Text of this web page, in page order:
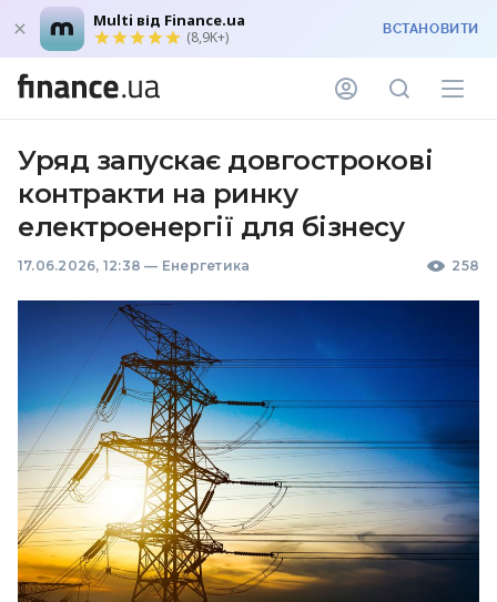
Multi від Finance.ua
(8,9K+) ВСТАНОВИТИ
Уряд запускає довгострокові
контракти на ринку
електроенергії для бізнесу
17.06.2026, 12:38 — Енергетика 258